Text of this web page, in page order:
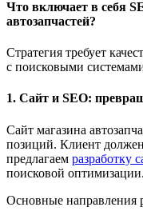
Что включает в себя
автозапчастей?
Стратегия требует
с поисковыми
1. Сайт и SEO:
Сайт магазина
позиций. Клиент
предлагаем разработку
поисковой оптимизации.
Основные направления